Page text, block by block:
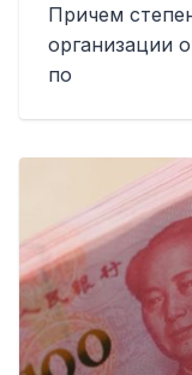
Причем
организации
по